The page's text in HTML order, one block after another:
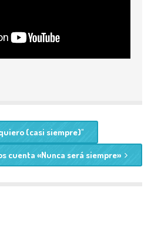
(casi siempre)"
cuenta «Nunca será siempre»